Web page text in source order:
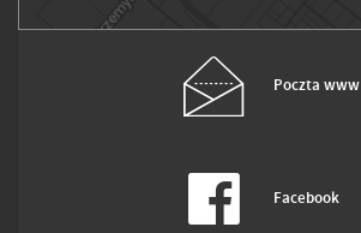
Poczta www
Facebook